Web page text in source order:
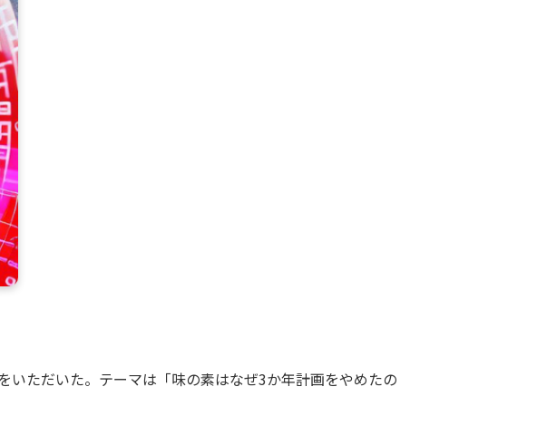
ただいた。テーマは「味の素はなぜ3か年計画をやめたの